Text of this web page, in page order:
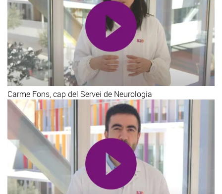
Carme Fons, cap del Servei de Neurologia